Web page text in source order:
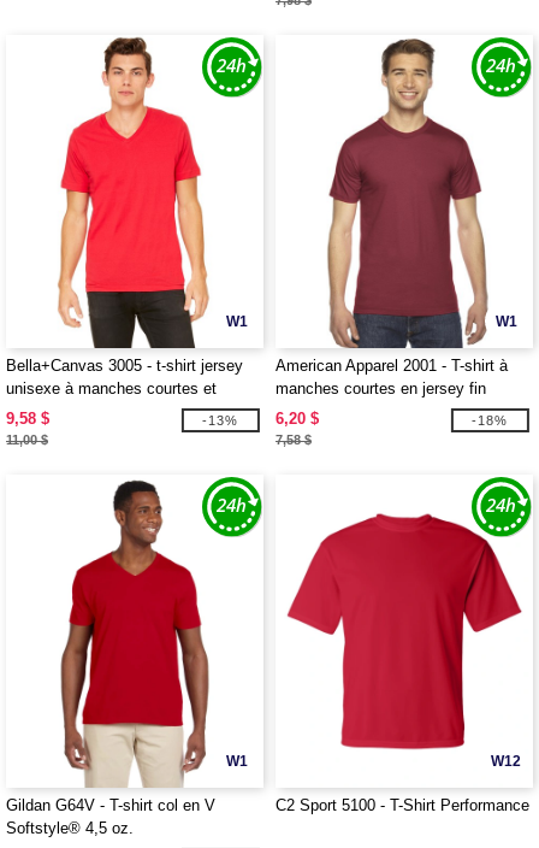
W1
Bella+Canvas 3005 - t-shirt jersey
unisexe à manches courtes et
encolure en V
9,58 $
11,00 $
-13%
W1
American Apparel 2001 - T-shirt à
manches courtes en jersey fin
6,20 $
7,58 $
-18%
W1
Gildan G64V - T-shirt col en V
Softstyle® 4,5 oz.
W12
C2 Sport 5100 - T-Shirt Performance